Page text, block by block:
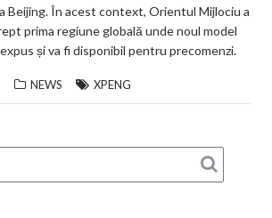
Beijing. În acest context, Orientul Mijlociu a
prima regiune globală unde noul model
și va fi disponibil pentru precomenzi.
NEWS XPENG